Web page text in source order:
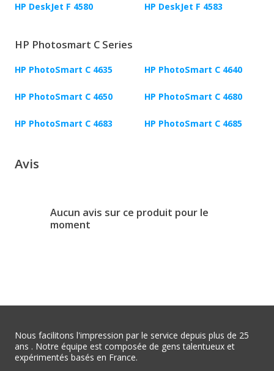
HP DeskJet F 4580 HP DeskJet F 4583
HP Photosmart C Series
HP PhotoSmart C 4635 HP PhotoSmart C 4640
HP PhotoSmart C 4650 HP PhotoSmart C 4680
HP PhotoSmart C 4683 HP PhotoSmart C 4685
Avis
Aucun avis sur ce produit pour le
moment
Nous facilitons l'impression par le service depuis plus de 25
ans . Notre équipe est composée de gens talentueux et
expérimentés basés en France.